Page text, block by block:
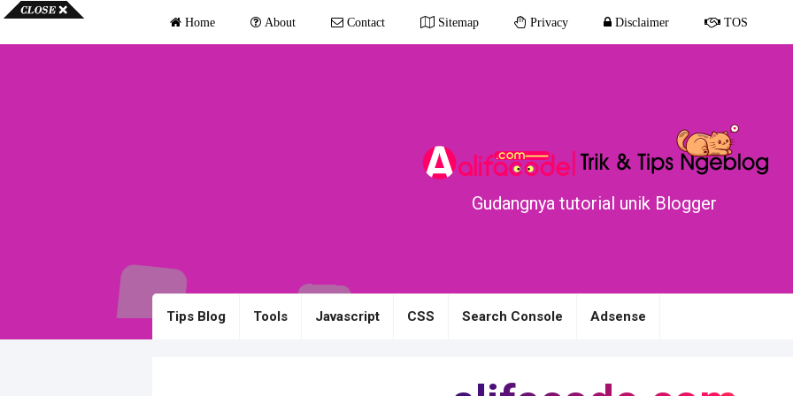
Home About Contact Sitemap Privacy Disclaimer TOS
Gudangnya tutorial unik
Tips Blog Tools Javascript CSS Search Console Adsense